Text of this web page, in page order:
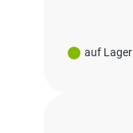
auf Lager